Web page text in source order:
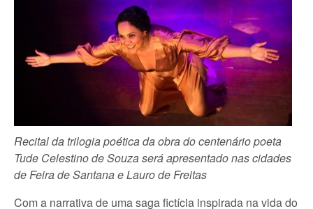
Recital da trilogia poética da obra do centenário poeta
Tude Celestino de Souza será apresentado nas cidades
de Feira de Santana e Lauro de Freitas
Com a narrativa de uma saga fictícia inspirada na vida do